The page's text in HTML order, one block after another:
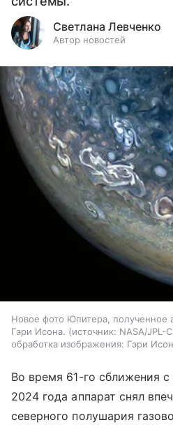
Светлана Левченко
Автор новостей
Новое фото Юпитера, полученное
Гэри Исона.
источник: NASA/JPL-
обработка изображения: Гэри
Во время 61-го сближения
2024 года аппарат снял
северного полушария